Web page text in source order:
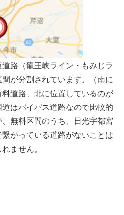
道路（龍王峡ライン・もみじラ
が分割されています。（南に
道路、北に位置しているのが
はバイパス道路なので比較的
無料区間のうち、日光宇都宮
がっている道路がないことは
ません。